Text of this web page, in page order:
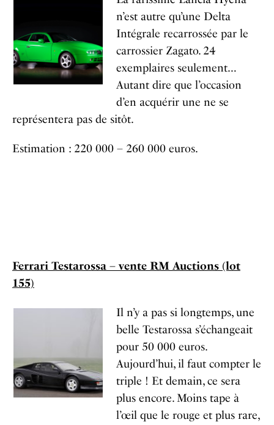
n’est autre qu’une Delta
Intégrale recarrossée par le
carrossier Zagato. 24
exemplaires seulement…
Autant dire que l’occasion
d’en acquérir une ne se
représentera pas de sitôt.
Estimation : 220 000 – 260 000 euros.
Ferrari Testarossa – vente RM Auctions (lot
155)
Il n’y a pas si longtemps, une
belle Testarossa s’échangeait
pour 50 000 euros.
Aujourd’hui, il faut compter le
triple ! Et demain, ce sera
plus encore. Moins tape à
l’œil que le rouge et plus rare,